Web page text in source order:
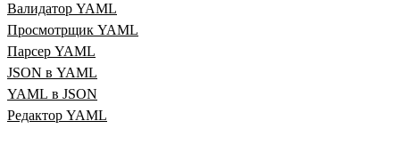
Валидатор YAML
Просмотрщик YAML
Парсер YAML
JSON в YAML
YAML в JSON
Редактор YAML